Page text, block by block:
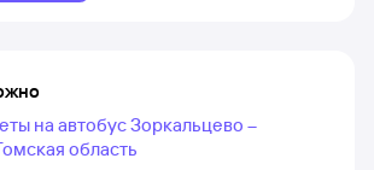
на автобус Зоркальцево –
область